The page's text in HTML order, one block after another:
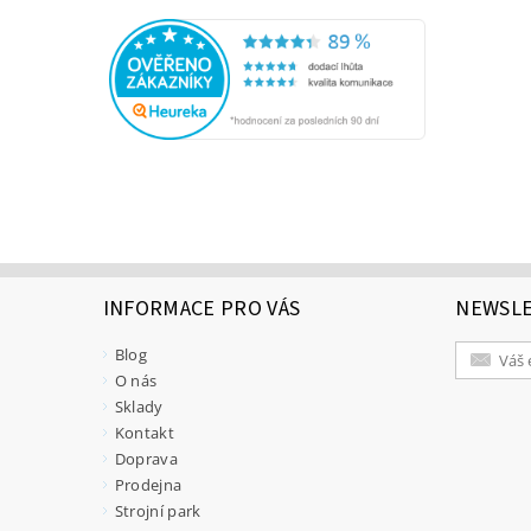
INFORMACE PRO VÁS
Blog
O nás
Sklady
Kontakt
Doprava
Prodejna
Strojní park